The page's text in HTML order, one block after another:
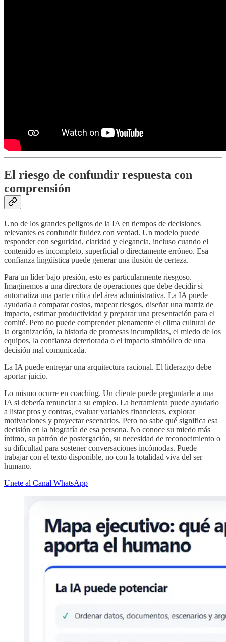
El riesgo de confundir respuesta con
comprensión
Uno de los grandes peligros de la IA en tiempos de decisiones
relevantes es confundir fluidez con verdad. Un modelo puede
responder con seguridad, claridad y elegancia, incluso cuando el
contenido es incompleto, superficial o directamente erróneo. Esa
confianza lingüística puede generar una ilusión de certeza.
Para un líder bajo presión, esto es particularmente riesgoso.
Imaginemos a una directora de operaciones que debe decidir si
automatiza una parte crítica del área administrativa. La IA puede
ayudarla a comparar costos, mapear riesgos, diseñar una matriz de
impacto, estimar productividad y preparar una presentación para el
comité. Pero no puede comprender plenamente el clima cultural de
la organización, la historia de promesas incumplidas, el miedo de los
equipos, la confianza deteriorada o el impacto simbólico de una
decisión mal comunicada.
La IA puede entregar una arquitectura racional. El liderazgo debe
aportar juicio.
Lo mismo ocurre en coaching. Un cliente puede preguntarle a una
IA si debería renunciar a su empleo. La herramienta puede ayudarlo
a listar pros y contras, evaluar variables financieras, explorar
motivaciones y proyectar escenarios. Pero no sabe qué significa esa
decisión en la biografía de esa persona. No conoce su miedo más
íntimo, su patrón de postergación, su necesidad de reconocimiento o
su dificultad para sostener conversaciones incómodas. Puede
trabajar con el texto disponible, no con la totalidad viva del ser
humano.
Unete al Canal WhatsApp